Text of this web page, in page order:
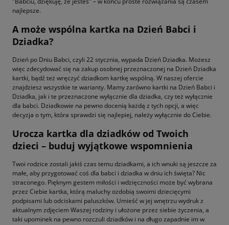
najlepsze.
A może wspólna kartka na Dzień Babci i
Dziadka?
Dzień po Dniu Babci, czyli 22 stycznia, wypada Dzień Dziadka. Możesz
więc zdecydować się na zakup osobnej przeznaczonej na Dzień Dziadka
kartki, bądź też wręczyć dziadkom kartkę wspólną. W naszej ofercie
znajdziesz wszystkie te warianty. Mamy zarówno kartki na Dzień Babci i
Dziadka, jak i te przeznaczone wyłącznie dla dziadka, czy też wyłącznie
dla babci. Dziadkowie na pewno docenią każdą z tych opcji, a więc
decyzja o tym, która sprawdzi się najlepiej, należy wyłącznie do Ciebie.
Urocza kartka dla dziadków od Twoich
dzieci – buduj wyjątkowe wspomnienia
Twoi rodzice zostali jakiś czas temu dziadkami, a ich wnuki są jeszcze za
małe, aby przygotować coś dla babci i dziadka w dniu ich święta? Nic
straconego. Pięknym gestem miłości i wdzięczności może być wybrana
przez Ciebie kartka, którą maluchy ozdobią swoimi dziecięcymi
podpisami lub odciskami paluszków. Umieść w jej wnętrzu wydruk z
aktualnym zdjęciem Waszej rodziny i ułożone przez siebie życzenia, a
taki upominek na pewno rozczuli dziadków i na długo zapadnie im w